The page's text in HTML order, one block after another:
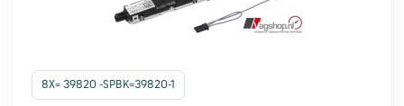
8X= 39820 -SPBK=39820-1